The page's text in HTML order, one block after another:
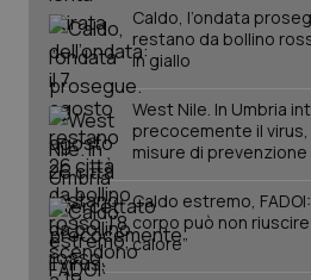
Caldo, l’ondata
restano da bollino
in giallo
West Nile. In Umbria
precocemente il
misure di
Caldo estremo,
corpo può non
calore”